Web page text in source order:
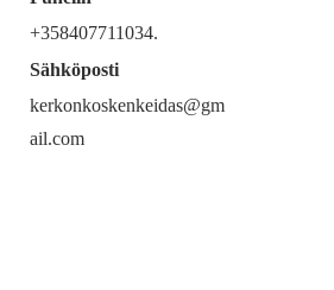
+358407711034.
Sähköposti
kerkonkoskenkeidas@gm
ail.com